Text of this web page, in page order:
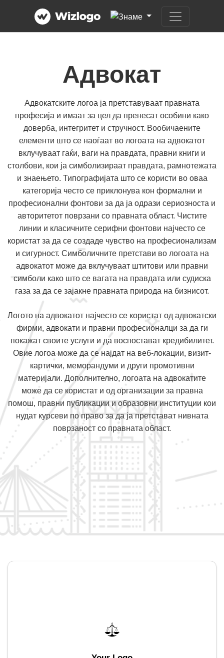
Адвокат
Адвокатските логоа ја претставуваат правната
професија и имаат за цел да пренесат особини како
доверба, интегритет и стручност. Вообичаените
елементи што се наоѓаат во логоата на адвокатот
вклучуваат гаќи, ваги на правдата, правни книги и
столбови, кои ја симболизираат правдата, рамнотежата
и знаењето. Типографијата што се користи во оваа
категорија често се приклонува кон формални и
професионални фонтови за да ја одрази сериозноста и
авторитетот поврзани со правната област. Чистите
линии и класичните серифни фонтови најчесто се
користат за да се создаде чувство на професионализам
и сигурност. Симболичните претстави во логоата на
адвокатот може да вклучуваат штитови или правни
симболи како што се вагата на правдата или судиска
газа за да се зајакне правната природа на бизнисот.
Логото на адвокатот најчесто се користат од адвокатски
фирми, адвокати и правни професионалци за да ги
покажат своите услуги и да воспостават кредибилитет.
Овие логоа може да се најдат на веб-локации, визит-
картички, меморандуми и други промотивни
материјали. Дополнително, логоата на адвокатите
може да се користат и од организации за правна
помош, правни публикации и образовни институции кои
нудат курсеви по право за да ја претстават нивната
поврзаност со правната област.